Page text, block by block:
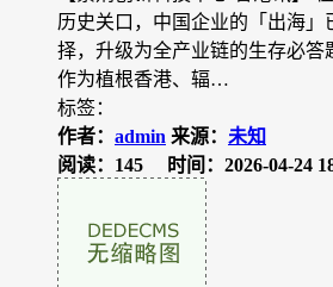
历史关口，中国企业的「出海」
择，升级为全产业链的生存必答
作为植根香港、辐…
标签：
作者： admin 来源： 未知
阅读：145
时间：2026-04-24